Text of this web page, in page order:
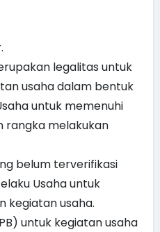
legalitas untuk
usaha dalam bentuk
untuk memenuhi
rangka melakukan
belum terverifikasi
Usaha untuk
kegiatan usaha.
untuk kegiatan usaha